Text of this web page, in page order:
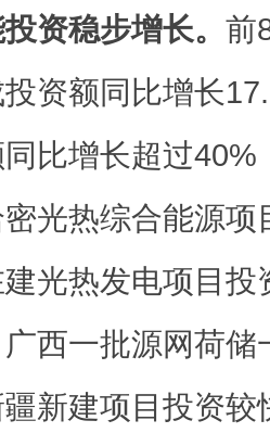
资稳步增长。 前
资额同比增长
比增长超过40%
光热综合能源项
光热发电项目投
西一批源网荷储
新建项目投资较